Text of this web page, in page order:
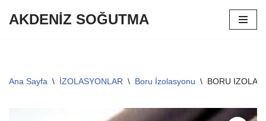
AKDENİZ SOĞUTMA
Ana Sayfa \ İZOLASYONLAR \ Boru İzolasyonu \ BORU